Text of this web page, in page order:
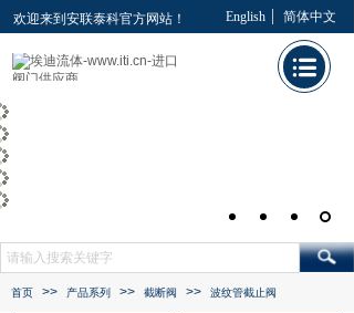
首页 >> 产品系列 >> 截断阀 >> 波纹管截止阀
欢迎来到安联泰科官方网站！ English 简体中文